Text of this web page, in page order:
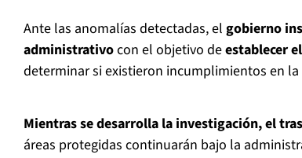
Ante las anomalías detectadas, el gobierno
administrativocon el objetivo deestablecer
determinar si existieron incumplimientos en
Mientras se desarrolla la investigación, el
áreas protegidas continuarán bajo la